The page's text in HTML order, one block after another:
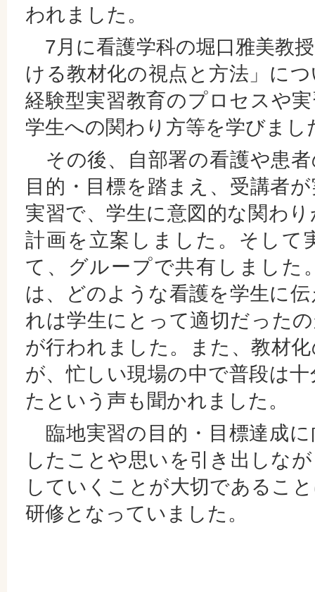
われました。
7月に看護学科の堀口雅美教
ける教材化の視点と方法」に
経験型実習教育のプロセスや
学生への関わり方等を学びまし
その後、自部署の看護や患
目的・目標を踏まえ、受講者
実習で、学生に意図的な関わ
計画を立案しました。そして
て、グループで共有しました
は、どのような看護を学生に
れは学生にとって適切だった
が行われました。また、教材
が、忙しい現場の中で普段は
たという声も聞かれました。
臨地実習の目的・目標達成
したことや思いを引き出しな
していくことが大切であるこ
研修となっていました。